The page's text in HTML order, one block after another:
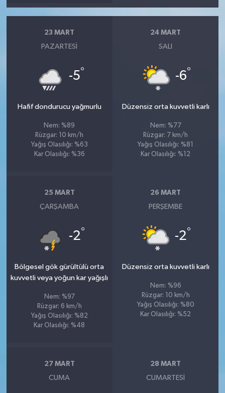
23 MART
PAZARTESI
-5°
Hafif dondurucu yağmurlu
Nem: %89
Rüzgar: 10 km/h
Yağış Olasılığı: %63
Kar Olasılığı: %36
24 MART
SALI
-6°
Düzensiz orta kuvvetli karlı
Nem: %77
Rüzgar: 7 km/h
Yağış Olasılığı: %81
Kar Olasılığı: %12
25 MART
ÇARŞAMBA
-2°
Bölgesel gök gürültülü orta
kuvvetli veya yoğun kar yağışlı
Nem: %97
Rüzgar: 6 km/h
Yağış Olasılığı: %82
Kar Olasılığı: %48
26 MART
PERŞEMBE
-2°
Düzensiz orta kuvvetli karlı
Nem: %96
Rüzgar: 10 km/h
Yağış Olasılığı: %80
Kar Olasılığı: %52
27 MART
CUMA
28 MART
CUMARTESI